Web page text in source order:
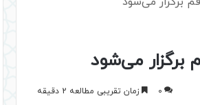
برگزار می‌شود
0 زمان تقریبی مطالعه 2 دقیقه